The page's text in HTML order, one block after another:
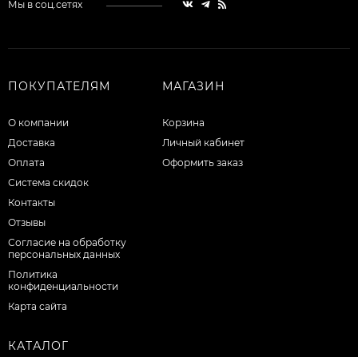
Мы в соц.сетях
ПОКУПАТЕЛЯМ
О компании
Доставка
Оплата
Система скидок
Контакты
Отзывы
Согласие на обработку
персональных данных
Политика
конфиденциальности
Карта сайта
МАГАЗИН
Корзина
Личный кабинет
Оформить заказ
КАТАЛОГ